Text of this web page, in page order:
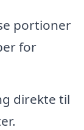
portioner
for
direkte til